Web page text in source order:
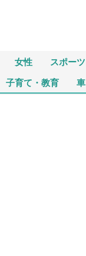
女性 スポーツ
子育て・教育